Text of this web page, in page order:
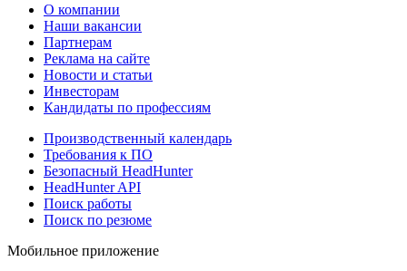
О компании
Наши вакансии
Партнерам
Реклама на сайте
Новости и статьи
Инвесторам
Кандидаты по профессиям
Производственный календарь
Требования к ПО
Безопасный HeadHunter
HeadHunter API
Поиск работы
Поиск по резюме
Мобильное приложение